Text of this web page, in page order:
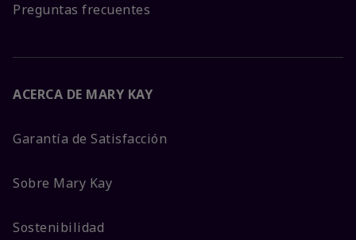
Preguntas frecuentes
ACERCA DE MARY KAY
Garantía de Satisfacción
Sobre Mary Kay
Sostenibilidad